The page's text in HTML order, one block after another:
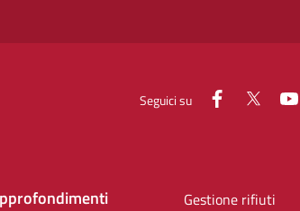
Seguici su Faceboook
Twitter
Gestione rifiuti